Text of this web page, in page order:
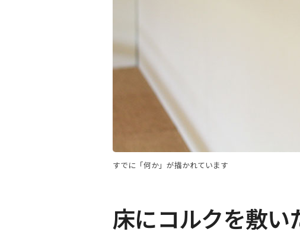
すでに「何か」が描かれています
床にコルクを敷い